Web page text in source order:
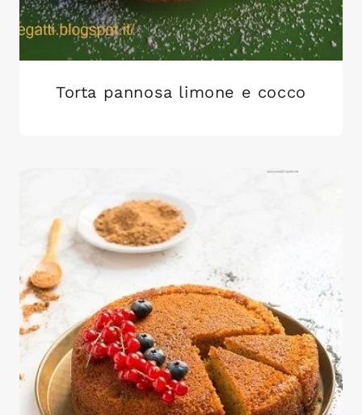
Torta pannosa limone e cocco